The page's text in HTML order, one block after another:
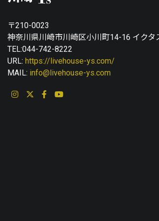
〒210-0023
神奈川県川崎市川崎区小川町14-16 イクタ
TEL:044-742-8222
URL: https://livehouse-ys.com/
MAIL: info@livehouse-ys.com